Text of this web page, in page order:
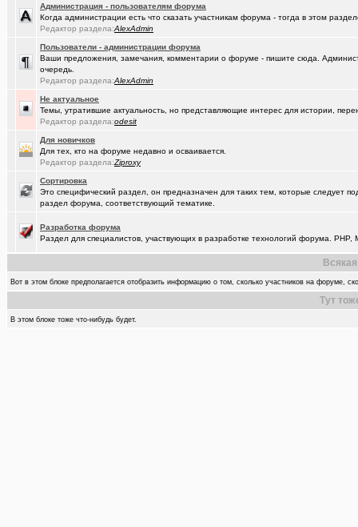
Администрация - пользователям форума
Когда администрации есть что сказать участникам форума - тогда в этом
Редактор раздела:AlexAdmin
Пользователи - администрации форума
Ваши предложения, замечания, комментарии о форуме - пишите сюда.
очередь.
Редактор раздела:AlexAdmin
Не актуальное
Темы, утратившие актуальность, но представляющие интерес для истории,
Редактор раздела:odesit
Для новичков
Для тех, кто на форуме недавно и осваивается.
Редактор раздела:Ziproxy
Сортировка
Это специфический раздел, он предназначен для таких тем, которые следует
раздел форума, соответствующий тематике.
Разработка форума
Раздел для специалистов, участвующих в разработке технологий форума. PHP,
Вот в этом блоке предполагается отобразить информацию о том, сколько участников на форуме,
Тут
В этом блоке тоже что-нибудь будет.